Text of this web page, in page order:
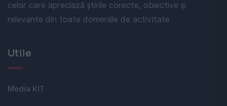
celor care apreciază știrile corecte, obiective și
relevante din toate domeniile de activitate
Utile
Media KIT